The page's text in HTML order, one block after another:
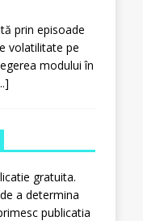
prin episoade
volatilitate pe
modului în
gratuita.
a determina
publicatia